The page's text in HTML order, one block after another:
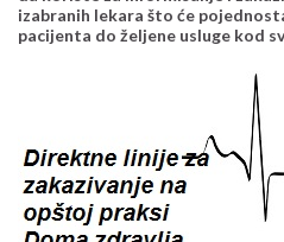
izabranih lekara što će
pacijenta do željene usluge kod